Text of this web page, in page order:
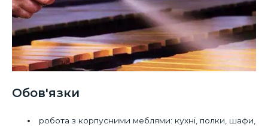
Обов'язки
робота з корпусними меблями: кухні, полки, шафи,